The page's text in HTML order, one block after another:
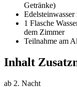
Getränke)
1 Flasche
dem Zimmer
Teilnahme am
Inhalt
ab 2. Nacht